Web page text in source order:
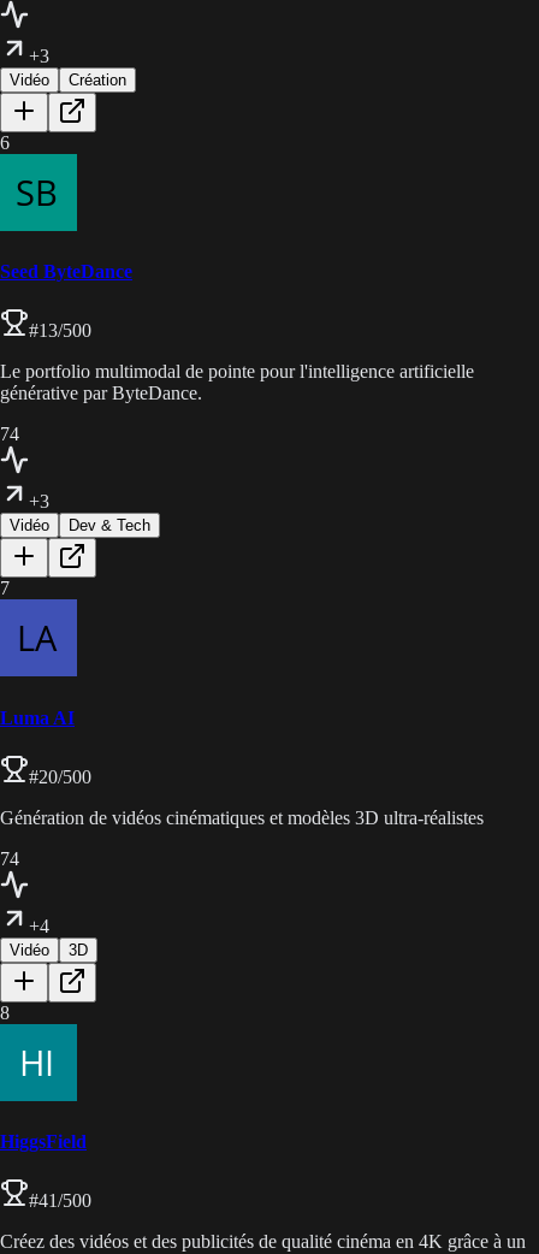
+3
Vidéo Création
6
Seed ByteDance
#13/500
Le portfolio multimodal de pointe pour l'intelligence artificielle
générative par ByteDance.
74
+3
Vidéo Dev & Tech
7
Luma AI
#20/500
Génération de vidéos cinématiques et modèles 3D ultra-réalistes
74
+4
Vidéo 3D
8
HiggsField
#41/500
Créez des vidéos et des publicités de qualité cinéma en 4K grâce à un